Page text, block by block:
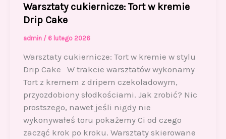
Warsztaty cukiernicze: Tort w kremie
Drip Cake
admin / 6 lutego 2026
Warsztaty cukiernicze: Tort w kremie w stylu
Drip Cake W trakcie warsztatów wykonamy
Tort z kremem z dripem czekoladowym,
przyozdobiony słodkościami. Jak zrobić? Nic
prostszego, nawet jeśli nigdy nie
wykonywałeś toru pokażemy Ci od czego
zacząć krok po kroku. Warsztaty skierowane